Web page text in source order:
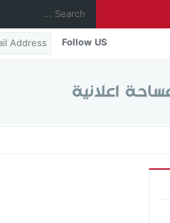
Follow US